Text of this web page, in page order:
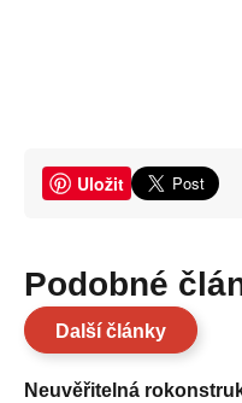
Uložit
Podobné
Další články
Neuvěřitelná